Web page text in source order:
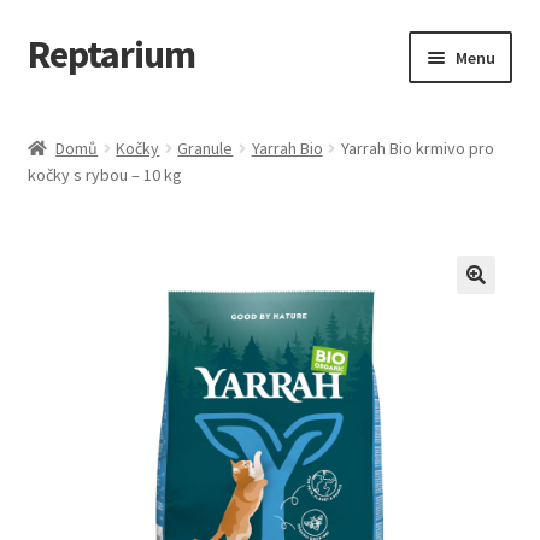
Přeskočit
na
Přejít
k
webu
Reptarium Menu
Košík
Domů Kočky Granule Yarrah Bio
Yarrah Bio krmivo pro
kočky s rybou – 10 kg